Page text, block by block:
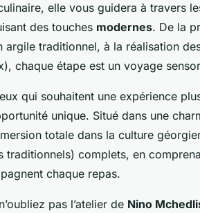
elle vous guidera à travers
des touches modernes. De la
argile traditionnel, à la réalisation
chaque étape est un voyage
qui souhaitent une expérience
unique. Situé dans une
totale dans la culture
traditionnels) complets, en
chaque repas.
pas l’atelier de Nino